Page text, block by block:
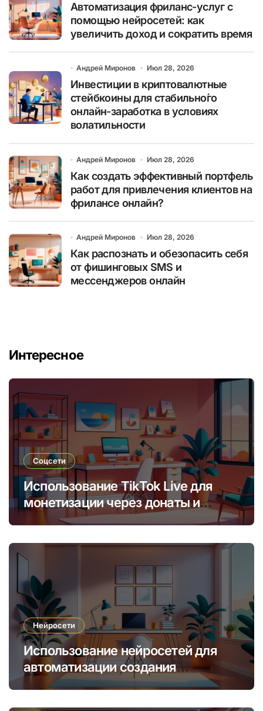
Автоматизация фриланс-услуг с
помощью нейросетей: как
увеличить доход и сократить время
Андрей Миронов Июл 28, 2026
Инвестиции в криптовалютные
стейбкоины для стабильно́го
онлайн-заработка в условиях
волатильности
Андрей Миронов Июл 28, 2026
Как создать эффективный портфель
работ для привлечения клиентов на
фрилансе онлайн?
Андрей Миронов Июл 28, 2026
Как распознать и обезопасить себя
от фишинговых SMS и
мессенджеров онлайн
Интересное
Соцсети
Использование TikTok Live для
монетизации через донаты и
платные подписки
Нейросети
Использование нейросетей для
автоматизации создания
уникальных интернет-курсов и